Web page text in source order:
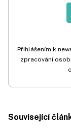
Přihlášením k
zpracování
Související